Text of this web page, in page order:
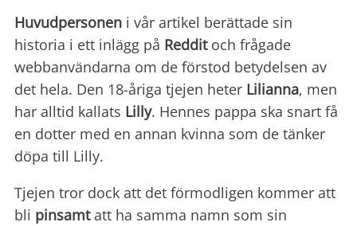
Huvudpersonen i vår artikel berättade sin
historia i ett inlägg på Redditoch frågade
webbanvändarna om de förstod betydelsen av
det hela. Den 18-åriga tjejen heter Lilianna, men
har alltid kallats Lilly. Hennes pappa ska snart få
en dotter med en annan kvinna som de tänker
döpa till Lilly.
Tjejen tror dock att det förmodligen kommer att
bli pinsamtatt ha samma namn som sin